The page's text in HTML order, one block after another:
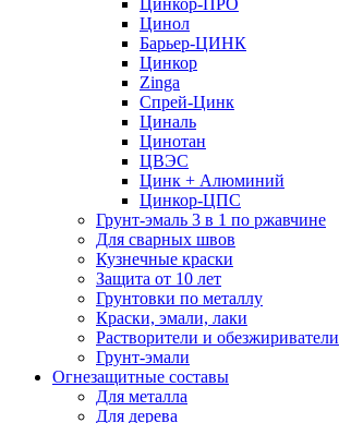
Цинкор-ПРО
Цинол
Барьер-ЦИНК
Цинкор
Zinga
Спрей-Цинк
Циналь
Цинотан
ЦВЭС
Цинк + Алюминий
Цинкор-ЦПС
Грунт-эмаль 3 в 1 по ржавчине
Для сварных швов
Кузнечные краски
Защита от 10 лет
Грунтовки по металлу
Краски, эмали, лаки
Растворители и обезжириватели
Грунт-эмали
Огнезащитные составы
Для металла
Для дерева